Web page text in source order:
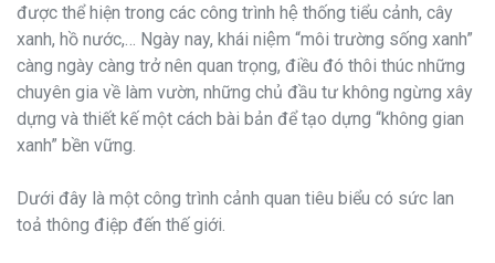
được thể hiện trong các công trình hệ thống tiểu cảnh, cây
xanh, hồ nước,… Ngày nay, khái niệm “môi trường sống xanh”
càng ngày càng trở nên quan trọng, điều đó thôi thúc những
chuyên gia về làm vườn, những chủ đầu tư không ngừng xây
dựng và thiết kế một cách bài bản để tạo dựng “không gian
xanh” bền vững.
Dưới đây là một công trình cảnh quan tiêu biểu có sức lan
toả thông điệp đến thế giới.